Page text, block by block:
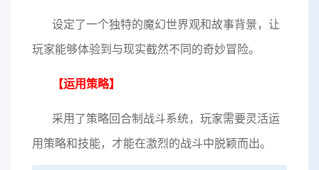
设定了一个独特的魔幻世界观和故事背景，让
玩家能够体验到与现实截然不同的奇妙冒险。
【运用策略】
采用了策略回合制战斗系统，玩家需要灵活运
用策略和技能，才能在激烈的战斗中脱颖而出。